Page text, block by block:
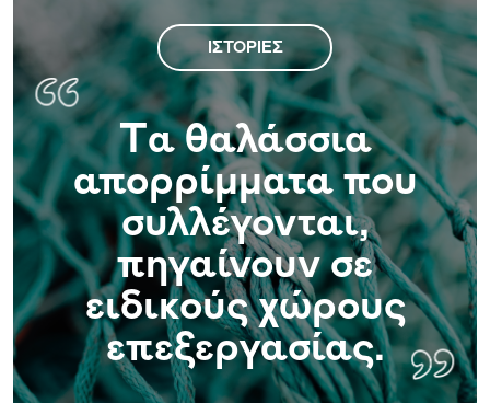
ΙΣΤΟΡΊΕΣ
Tα θαλάσσια
απορρίμματα που
συλλέγονται,
πηγαίνουν σε
ειδικούς χώρους
επεξεργασίας.